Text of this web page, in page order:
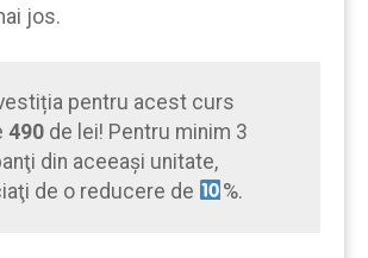
jos.
pentru acest curs
490de lei! Pentru minim 3
din aceeaşi unitate,
de o reducere de
%.